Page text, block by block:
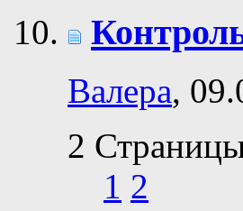
Валера,
2
1 2